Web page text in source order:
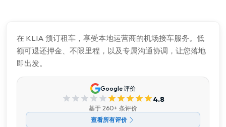
在 KLIA 预订租车，享受本地运营商的机场接车服务。低
额可退还押金、不限里程，以及专属沟通协调，让您落地
即出发。
Google 评价
4.8
基于 260+ 条评价
查看所有评价